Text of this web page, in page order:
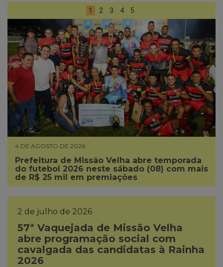
1 2 3 4 5
4 DE AGOSTO DE 2026
Prefeitura de Missão Velha abre temporada
do futebol 2026 neste sábado (08) com mais
de R$ 25 mil em premiações
2 de julho de 2026
57ª Vaquejada de Missão Velha
abre programação social com
cavalgada das candidatas à Rainha
2026